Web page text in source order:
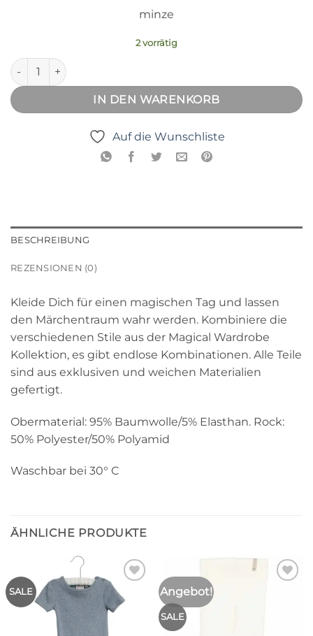
minze
2 vorrätig
Prinzessin Tüllkleid 2-3y Menge
IN DEN WARENKORB
Auf die Wunschliste
BESCHREIBUNG
REZENSIONEN (0)
Kleide Dich für einen magischen Tag und lassen
den Märchentraum wahr werden. Kombiniere die
verschiedenen Stile aus der Magical Wardrobe
Kollektion, es gibt endlose Kombinationen. Alle Teile
sind aus exklusiven und weichen Materialien
gefertigt.
Obermaterial: 95% Baumwolle/5% Elasthan. Rock:
50% Polyester/50% Polyamid
Waschbar bei 30° C
ÄHNLICHE PRODUKTE
SALE
Auf die
Wunschliste
Angebot!
SALE